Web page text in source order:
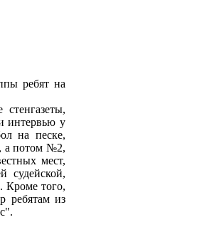
ребят на
интервью у
на песке,
а потом №2,
мест,
судейской,
Кроме того,
ребятам из